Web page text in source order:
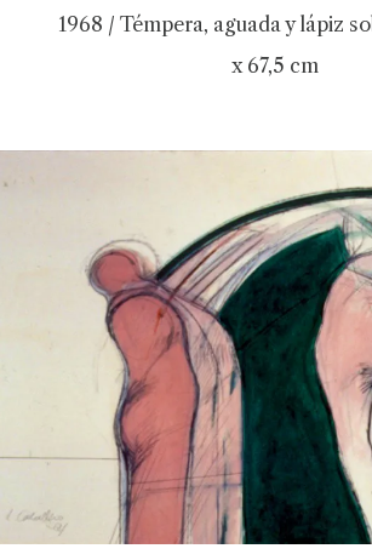
1968 / Témpera, aguada y lápiz
x 67,5 cm